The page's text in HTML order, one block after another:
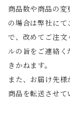
商品数や商品の
の場合は弊社にて
で、改めてご注文
ルの旨をご連絡く
きかねます。
また、お届け先
商品を転送させて